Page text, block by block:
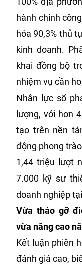
hành chính
hóa 90,3% thủ
kinh doanh.
khai đồng bộ
nhiệm vụ cần
Nhân lực số
lượng, với hơn
tạo trên nền
động phong
1,44 triệu lượt
7.000 kỹ sư
doanh nghiệp
Vừa tháo gỡ
vừa nâng cao
Kết luận phiên
đánh giá cao,